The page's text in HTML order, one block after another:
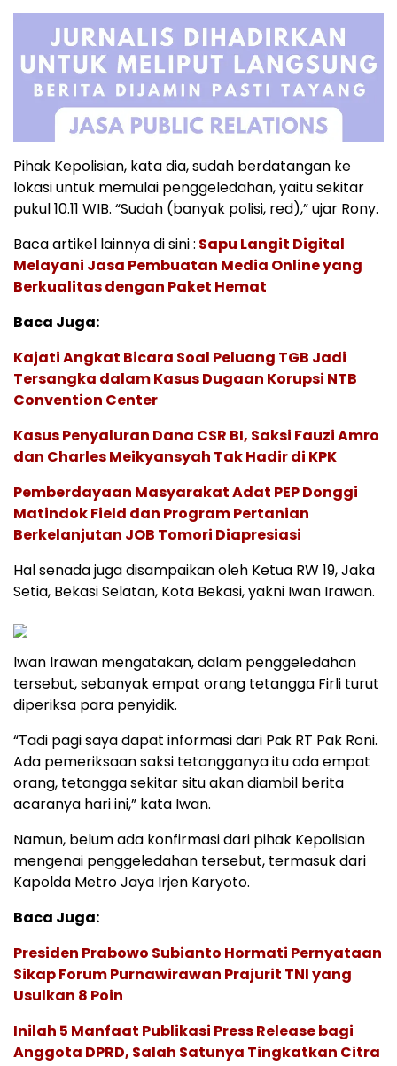
Pihak Kepolisian, kata dia, sudah berdatangan ke
lokasi untuk memulai penggeledahan, yaitu sekitar
pukul 10.11 WIB. “Sudah (banyak polisi, red),” ujar Rony.
Baca artikel lainnya di sini : Sapu Langit Digital
Melayani Jasa Pembuatan Media Online yang
Berkualitas dengan Paket Hemat
Baca Juga:
Kajati Angkat Bicara Soal Peluang TGB Jadi
Tersangka dalam Kasus Dugaan Korupsi NTB
Convention Center
Kasus Penyaluran Dana CSR BI, Saksi Fauzi Amro
dan Charles Meikyansyah Tak Hadir di KPK
Pemberdayaan Masyarakat Adat PEP Donggi
Matindok Field dan Program Pertanian
Berkelanjutan JOB Tomori Diapresiasi
Hal senada juga disampaikan oleh Ketua RW 19, Jaka
Setia, Bekasi Selatan, Kota Bekasi, yakni Iwan Irawan.
Iwan Irawan mengatakan, dalam penggeledahan
tersebut, sebanyak empat orang tetangga Firli turut
diperiksa para penyidik.
“Tadi pagi saya dapat informasi dari Pak RT Pak Roni.
Ada pemeriksaan saksi tetangganya itu ada empat
orang, tetangga sekitar situ akan diambil berita
acaranya hari ini,” kata Iwan.
Namun, belum ada konfirmasi dari pihak Kepolisian
mengenai penggeledahan tersebut, termasuk dari
Kapolda Metro Jaya Irjen Karyoto.
Baca Juga:
Presiden Prabowo Subianto Hormati Pernyataan
Sikap Forum Purnawirawan Prajurit TNI yang
Usulkan 8 Poin
Inilah 5 Manfaat Publikasi Press Release bagi
Anggota DPRD, Salah Satunya Tingkatkan Citra